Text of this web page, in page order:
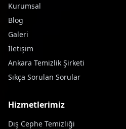
Kurumsal
Blog
Galeri
İletişim
Ankara Temizlik Şirketi
Sıkça Sorulan Sorular
Hizmetlerimiz
Dış Cephe Temizliği